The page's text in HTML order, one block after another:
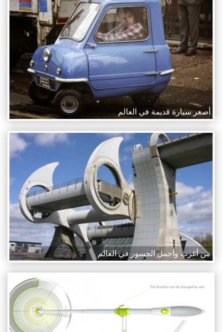
أصغر سيارة قديمة في العالم
من أغرب وأجمل الجسور في العالم